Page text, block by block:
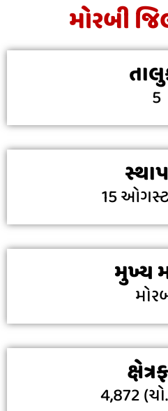
મોરબી
5
15
મુખ્ય
4,872